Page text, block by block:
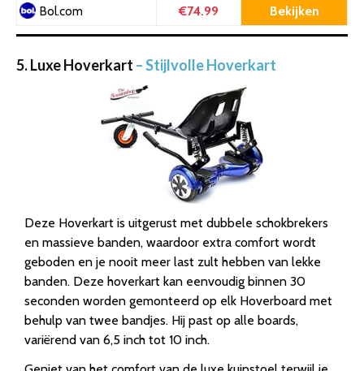
Bol.com €74.99 Bekijken
5. Luxe Hoverkart – Stijlvolle Hoverkart
Deze Hoverkart is uitgerust met dubbele schokbrekers
en massieve banden, waardoor extra comfort wordt
geboden en je nooit meer last zult hebben van lekke
banden. Deze hoverkart kan eenvoudig binnen 30
seconden worden gemonteerd op elk Hoverboard met
behulp van twee bandjes. Hij past op alle boards,
variërend van 6,5 inch tot 10 inch.